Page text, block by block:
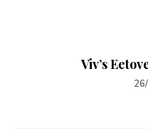
Viv’s